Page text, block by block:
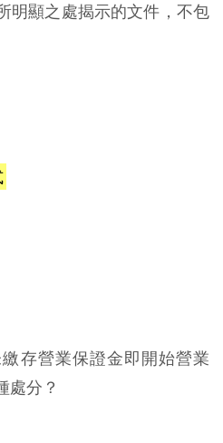
明顯之處揭示的文件，不包
存營業保證金即開始營業
處分？